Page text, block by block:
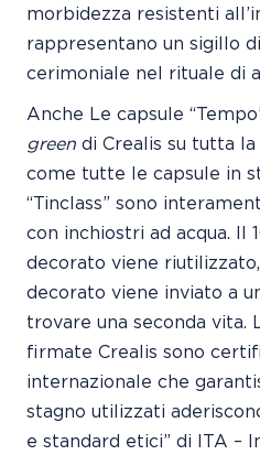
morbidezza resistenti
rappresentano un sigillo
cerimoniale nel rituale di
Anche Le capsule
green di Crealis su tutta
come tutte le capsule in
“Tinclass” sono
con inchiostri ad acqua. Il
decorato viene
decorato viene inviato a
trovare una seconda vita.
firmate Crealis sono
internazionale che
stagno utilizzati
e standard etici” di ITA –